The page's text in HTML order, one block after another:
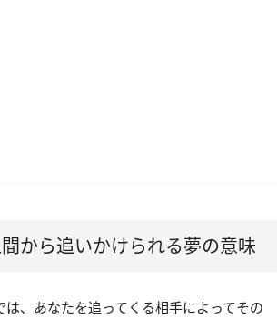
から追いかけられる夢の意味
、あなたを追ってくる相手によってその